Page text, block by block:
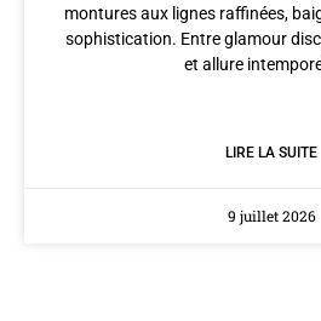
montures aux lignes raffinées,
sophistication. Entre glamour
et allure
LIRE LA SUITE
9 juillet 2026